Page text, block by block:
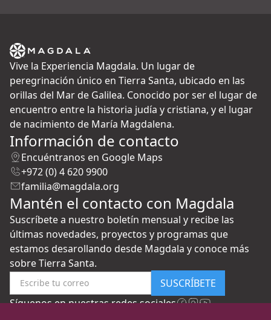
Vive la Experiencia Magdala. Un lugar de
peregrinación único en Tierra Santa, ubicado en las
orillas del Mar de Galilea. Conocido por ser el lugar de
encuentro entre la historia judía y cristiana, y el lugar
de nacimiento de María Magdalena.
Información de contacto
Encuéntranos en Google Maps
+972 (0) 4 620 9900
familia@magdala.org
Mantén el contacto con Magdala
Suscríbete a nuestro boletín mensual y recibe las
últimas novedades, proyectos y programas que
estamos desarollando desde Magdala y conoce más
sobre Tierra Santa.
SUSCRÍBETE
Síguenos en nuestras redes sociales